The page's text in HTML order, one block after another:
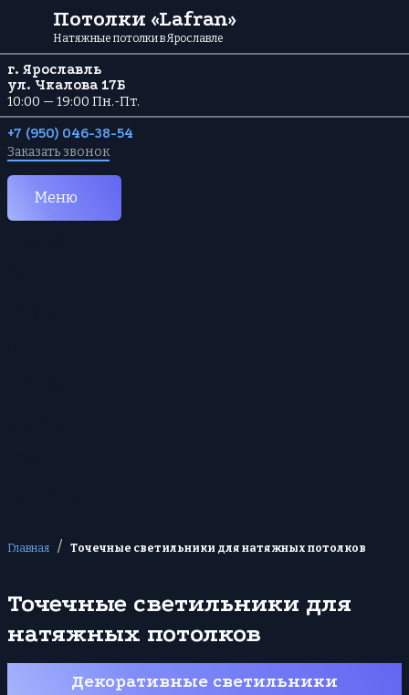
Перейти к содержанию
Потолки «Lafran»
Натяжные потолки в Ярославле
г. Ярославль
ул. Чкалова 17Б
10:00 — 19:00 Пн.-Пт.
+7 (950) 046-38-54
Заказать звонок
Меню
Главная / Точечные светильники для натяжных потолков
Точечные светильники для
натяжных потолков
Декоративные светильники